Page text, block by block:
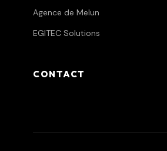
Agence de Melun
EGITEC Solutions
CONTACT